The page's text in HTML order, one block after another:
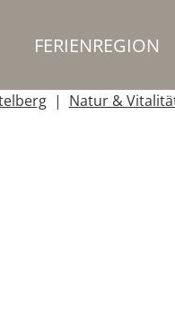
FERIENREGION
Natur &